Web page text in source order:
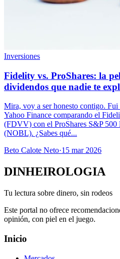
Inversiones
Fidelity vs. ProShares: la
dividendos que nadie te
Mira, voy a ser honesto contigo.
Yahoo Finance comparando el
(FDVV) con el ProShares S&P
(NOBL). ¿Sabes qué...
Beto Calote Neto·15 mar 2026
DINHEIROLOGIA
Tu lectura sobre dinero, sin rodeos
Este portal no ofrece
opinión, con piel en el juego.
Inicio